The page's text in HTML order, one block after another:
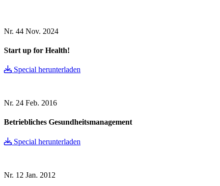
Nr. 44 Nov. 2024
Start up for Health!
Special herunterladen
Nr. 24 Feb. 2016
Betriebliches Gesundheitsmanagement
Special herunterladen
Nr. 12 Jan. 2012